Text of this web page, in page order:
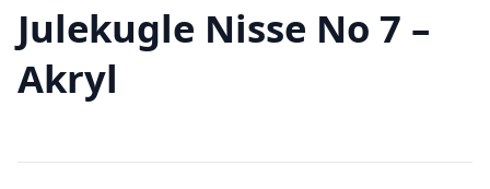
Julekugle Nisse No 7 –
Akryl